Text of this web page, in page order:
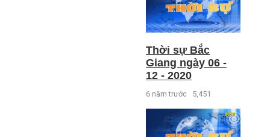
Thời sự Bắc
Giang ngày 06 -
12 - 2020
6 năm trước 5,451